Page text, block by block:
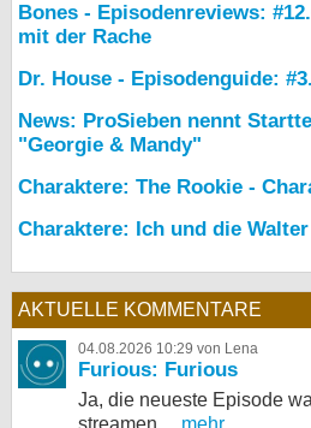
Bones - Episodenreviews:
mit der Rache
Dr. House - Episodenguide:
News: ProSieben nennt
"Georgie & Mandy"
Charaktere: The Rookie -
Charaktere: Ich und die
AKTUELLE KOMMENTARE
04.08.2026 10:29 von Lena
Furious: Furious
Ja, die neueste Episode
streamen,...
mehr